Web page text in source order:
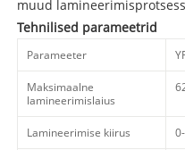
muud
Tehnilised parameetrid
Parameeter
Maksimaalne
lamineerimislaius
Lamineerimise kiirus